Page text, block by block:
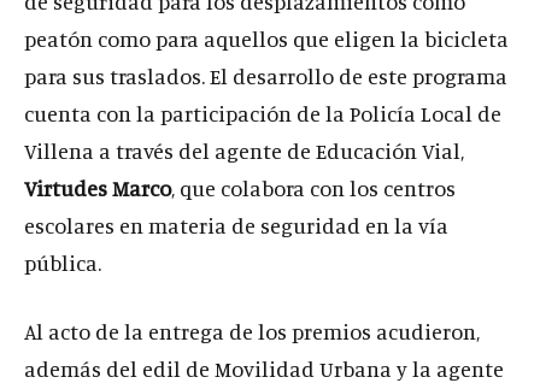
peatón como para aquellos que eligen la bicicleta
para sus traslados. El desarrollo de este programa
cuenta con la participación de la Policía Local de
Villena a través del agente de Educación Vial,
Virtudes Marco, que colabora con los centros
escolares en materia de seguridad en la vía
pública.
Al acto de la entrega de los premios acudieron,
además del edil de Movilidad Urbana y la agente